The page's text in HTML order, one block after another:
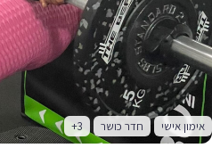
אימון אישי חדר כושר +3